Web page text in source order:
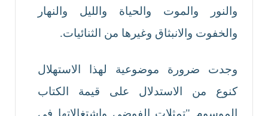
والنور والموت والحياة والليل والنهار
والخفوت والانبثاق وغيرها من الثنائيات.
وجدت ضرورة موضوعية لهذا الاستهلال
كنوع من الاستدلال على قيمة الكتاب
الموسوم "تمثلات الفوضى واشتغالاتها في